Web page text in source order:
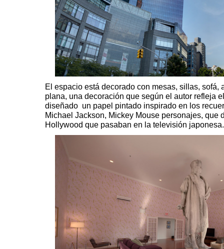
El espacio está decorado con mesas, sillas, sofá,
plana, una decoración que según el autor refleja
diseñado un papel pintado inspirado en los
Michael Jackson, Mickey Mouse personajes, que
Hollywood que pasaban en la televisión japonesa.